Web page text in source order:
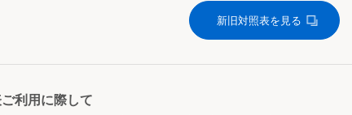
新旧対照表を見る
利用に際して